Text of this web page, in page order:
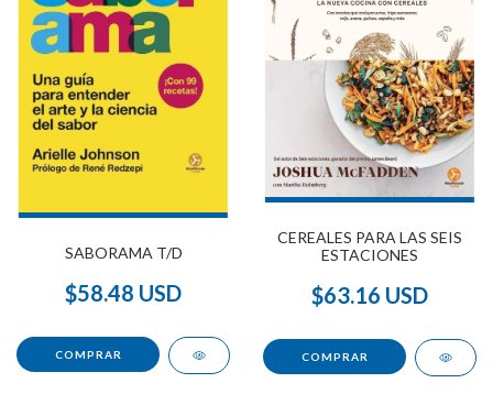
SABORAMA T/D
$58.48 USD
CEREALES PARA LAS SEIS
ESTACIONES
$63.16 USD